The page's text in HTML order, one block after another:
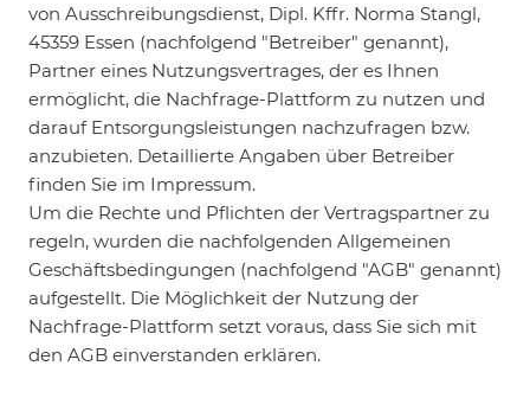
von Ausschreibungsdienst, Dipl. Kffr. Norma Stangl,
45359 Essen (nachfolgend "Betreiber" genannt),
Partner eines Nutzungsvertrages, der es Ihnen
ermöglicht, die Nachfrage-Plattform zu nutzen und
darauf Entsorgungsleistungen nachzufragen bzw.
anzubieten. Detaillierte Angaben über Betreiber
finden Sie im Impressum.
Um die Rechte und Pflichten der Vertragspartner zu
regeln, wurden die nachfolgenden Allgemeinen
Geschäftsbedingungen (nachfolgend "AGB" genannt)
aufgestellt. Die Möglichkeit der Nutzung der
Nachfrage-Plattform setzt voraus, dass Sie sich mit
den AGB einverstanden erklären.